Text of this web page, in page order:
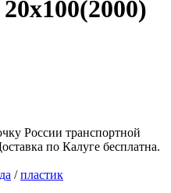
России транспортной
по Калуге бесплатна.
/пластик